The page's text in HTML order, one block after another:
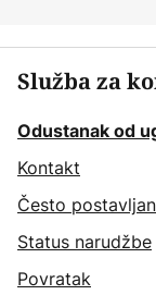
Služba za
Odustanak od
Kontakt
Često
Status narudžbe
Povratak